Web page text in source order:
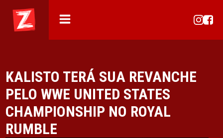
KALISTO TERÁ SUA REVANCHE
PELO WWE UNITED STATES
CHAMPIONSHIP NO ROYAL
RUMBLE